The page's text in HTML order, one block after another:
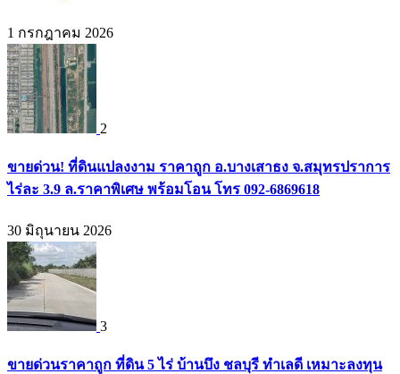
1 กรกฎาคม 2026
2
ขายด่วน! ที่ดินแปลงงาม ราคาถูก อ.บางเสาธง จ.สมุทรปราการ
ไร่ละ 3.9 ล.ราคาพิเศษ พร้อมโอน โทร 092-6869618
30 มิถุนายน 2026
3
ขายด่วนราคาถูก ที่ดิน 5 ไร่ บ้านบึง ชลบุรี ทำเลดี เหมาะลงทุน